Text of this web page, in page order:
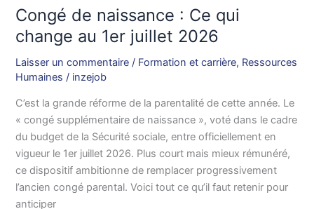
alternatives
?
Congé de naissance : Ce qui
change au 1er juillet 2026
Laisser un commentaire / Formation et carrière, Ressources
Humaines / inzejob
C’est la grande réforme de la parentalité de cette année. Le
« congé supplémentaire de naissance », voté dans le cadre
du budget de la Sécurité sociale, entre officiellement en
vigueur le 1er juillet 2026. Plus court mais mieux rémunéré,
ce dispositif ambitionne de remplacer progressivement
l’ancien congé parental. Voici tout ce qu’il faut retenir pour
anticiper
Congé
de
naissance
:
Ce
qui
au
1er
juillet
2026